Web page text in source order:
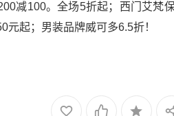
减100。全场5折起；西门艾梵
元起；男装品牌威可多6.5折！